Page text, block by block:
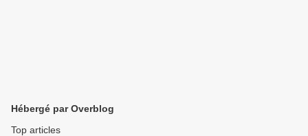
Hébergé par Overblog
Top articles